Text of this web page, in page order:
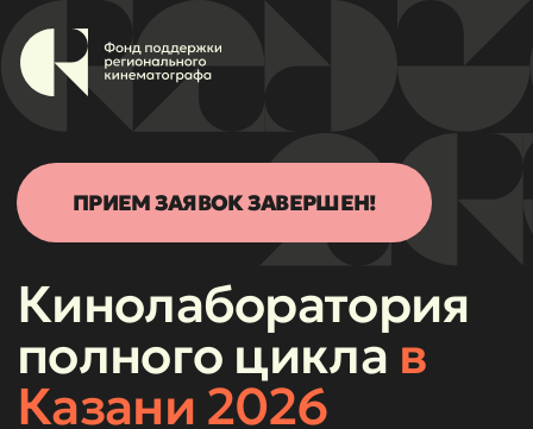
ДАТЫ МЕСТО ПРОВЕДЕНИЯ
Кинолаборатория
полного циклав
Казани 2026
28 июня - 8 июля 2026 Казань